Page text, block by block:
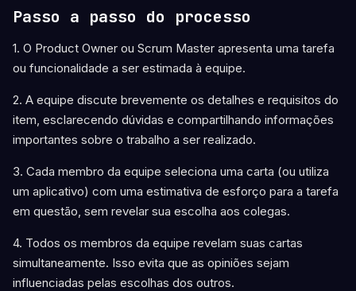
Passo a passo do processo
1. O Product Owner ou Scrum Master apresenta uma tarefa
ou funcionalidade a ser estimada à equipe.
2. A equipe discute brevemente os detalhes e requisitos do
item, esclarecendo dúvidas e compartilhando informações
importantes sobre o trabalho a ser realizado.
3. Cada membro da equipe seleciona uma carta (ou utiliza
um aplicativo) com uma estimativa de esforço para a tarefa
em questão, sem revelar sua escolha aos colegas.
4. Todos os membros da equipe revelam suas cartas
simultaneamente. Isso evita que as opiniões sejam
influenciadas pelas escolhas dos outros.